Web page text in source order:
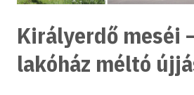
Királyerdő meséi
lakóház méltó